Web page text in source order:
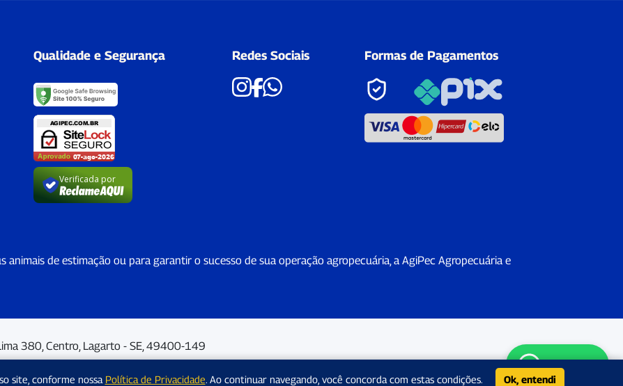
WhatsApp
Qualidade e Segurança
Verificada por
Redes Sociais Formas de Pagamentos
animais de estimação ou para garantir o sucesso de sua operação agropecuária, a AgiPec Agropecuária e
380, Centro, Lagarto - SE, 49400-149
site, conforme nossa Política de Privacidade. Ao continuar navegando, você concorda com estas condições. Ok, entendi